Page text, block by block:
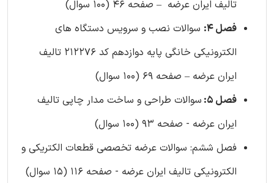
تالیف ایران عرضه – صفحه 46 (100 سوال)
فصل 4:
سوالات نصب و سرویس دستگاه های
الکترونیکی خانگی پایه دوازدهم کد 212276 تالیف
ایران عرضه – صفحه 69 (100 سوال)
فصل 5:
سوالات طراحی و ساخت مدار چاپی تالیف
ایران عرضه - صفحه 93 (100 سوال)
فصل ششم: سوالات عرضه تخصصی قطعات الکتریکی و
الکترونیکی تالیف ایران عرضه - صفحه 116 (15 سوال)